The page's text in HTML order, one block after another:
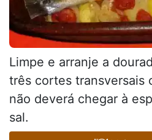
Limpe e arranje a
três cortes transversais
não deverá chegar à
sal.